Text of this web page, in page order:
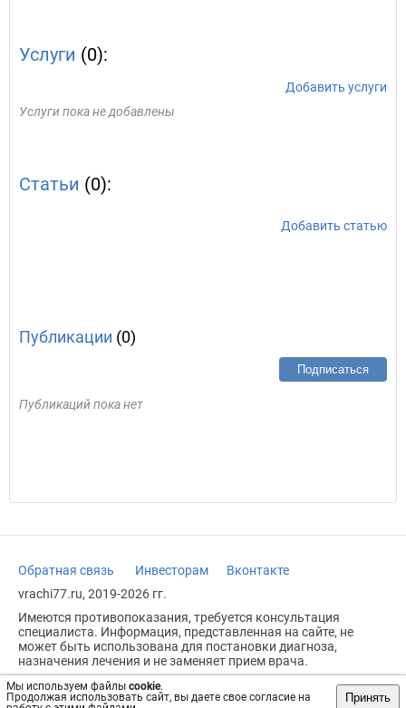
Мы используем файлы cookie.
Продолжая использовать сайт, вы даете свое согласие на
Принять
Услуги (0):
Добавить услуги
Услуги пока не добавлены
Статьи (0):
Добавить статью
Публикации (0)
Подписаться
Публикаций пока нет
Обратная связь Инвесторам
Вконтакте
vrachi77.ru, 2019-2026 гг.
Имеются противопоказания, требуется консультация
специалиста. Информация, представленная на сайте, не
может быть использована для постановки диагноза,
назначения лечения и не заменяет прием врача.
Возрастное ограничение: 18+